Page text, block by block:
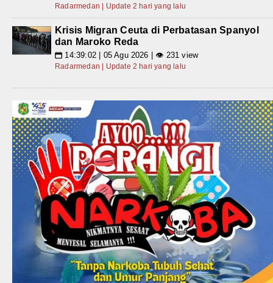
Radarmedan | Update 2 hari yang lalu
Krisis Migran Ceuta di Perbatasan Spanyol
dan Maroko Reda
📅 14:39:02 | 05 Agu 2026 | 👁 231 view
Radarmedan | Update 2 hari yang lalu